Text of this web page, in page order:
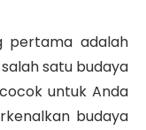
pertama adalah
satu budaya
untuk Anda
budaya